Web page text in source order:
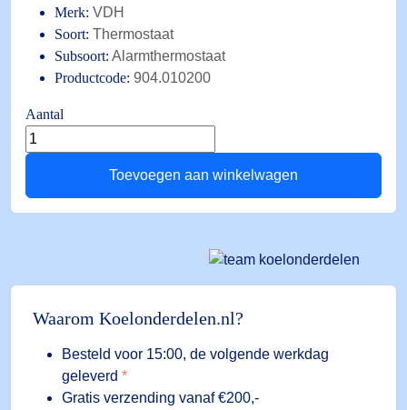
Merk: VDH
Soort: Thermostaat
Subsoort: Alarmthermostaat
Productcode: 904.010200
Aantal
ALFA
13
-10/+90°C
Toevoegen aan winkelwagen
Waarom Koelonderdelen.nl?
Besteld voor 15:00, de volgende werkdag
geleverd *
Gratis verzending vanaf €200,-